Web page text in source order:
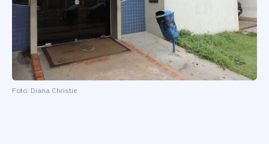
Foto: Diana Christie